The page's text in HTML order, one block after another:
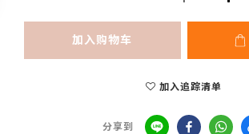
加入购物车
加入追踪清单
分享到